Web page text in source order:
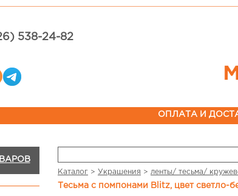
538-24-82
ОПЛАТА И
Каталог > Украшения > ленты/ тесьма/
Тесьма с помпонами Blitz, цвет светло-